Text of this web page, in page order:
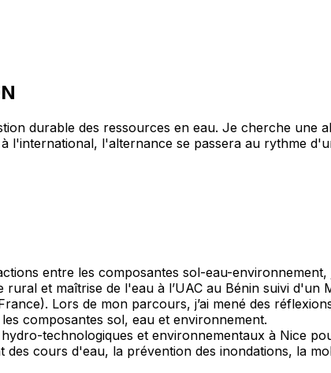
durable des ressources en eau. Je cherche
l'international, l'alternance se passera au rythme
entre les composantes sol-eau-
et maîtrise de l'eau à l’UAC au Bénin suivi
Lors de mon parcours, j’ai mené des
composantes sol, eau et environnement.
technologiques et environnementaux à Nice
cours d'eau, la prévention des inondations, la